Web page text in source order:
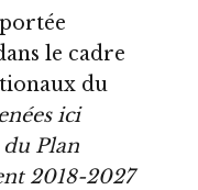
le cadre
du
ici
Plan
2018-2027